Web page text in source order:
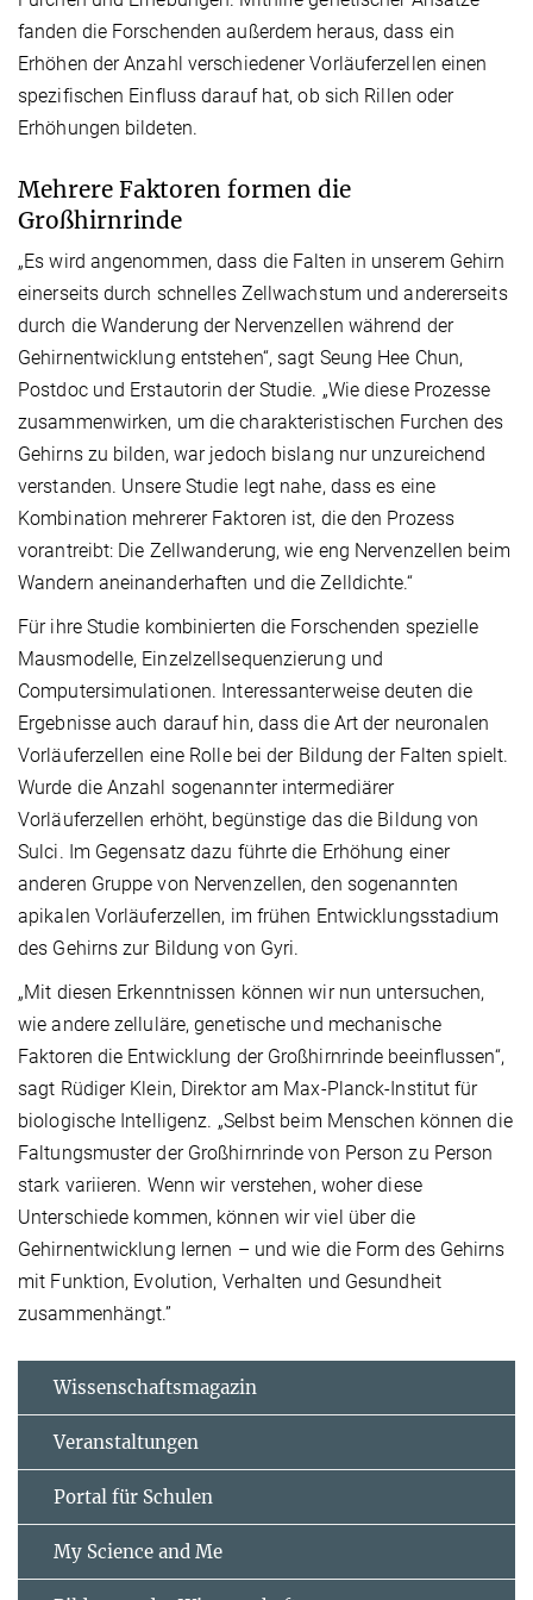
fanden die Forschenden außerdem heraus, dass ein
Erhöhen der Anzahl verschiedener Vorläuferzellen einen
spezifischen Einfluss darauf hat, ob sich Rillen oder
Erhöhungen bildeten.
Mehrere Faktoren formen die
Großhirnrinde
„Es wird angenommen, dass die Falten in unserem Gehirn
einerseits durch schnelles Zellwachstum und andererseits
durch die Wanderung der Nervenzellen während der
Gehirnentwicklung entstehen“, sagt Seung Hee Chun,
Postdoc und Erstautorin der Studie. „Wie diese Prozesse
zusammenwirken, um die charakteristischen Furchen des
Gehirns zu bilden, war jedoch bislang nur unzureichend
verstanden. Unsere Studie legt nahe, dass es eine
Kombination mehrerer Faktoren ist, die den Prozess
vorantreibt: Die Zellwanderung, wie eng Nervenzellen beim
Wandern aneinanderhaften und die Zelldichte.“
Für ihre Studie kombinierten die Forschenden spezielle
Mausmodelle, Einzelzellsequenzierung und
Computersimulationen. Interessanterweise deuten die
Ergebnisse auch darauf hin, dass die Art der neuronalen
Vorläuferzellen eine Rolle bei der Bildung der Falten spielt.
Wurde die Anzahl sogenannter intermediärer
Vorläuferzellen erhöht, begünstige das die Bildung von
Sulci. Im Gegensatz dazu führte die Erhöhung einer
anderen Gruppe von Nervenzellen, den sogenannten
apikalen Vorläuferzellen, im frühen Entwicklungsstadium
des Gehirns zur Bildung von Gyri.
„Mit diesen Erkenntnissen können wir nun untersuchen,
wie andere zelluläre, genetische und mechanische
Faktoren die Entwicklung der Großhirnrinde beeinflussen“,
sagt Rüdiger Klein, Direktor am Max-Planck-Institut für
biologische Intelligenz. „Selbst beim Menschen können die
Faltungsmuster der Großhirnrinde von Person zu Person
stark variieren. Wenn wir verstehen, woher diese
Unterschiede kommen, können wir viel über die
Gehirnentwicklung lernen – und wie die Form des Gehirns
mit Funktion, Evolution, Verhalten und Gesundheit
zusammenhängt.”
Wissenschaftsmagazin
Veranstaltungen
Portal für Schulen
My Science and Me